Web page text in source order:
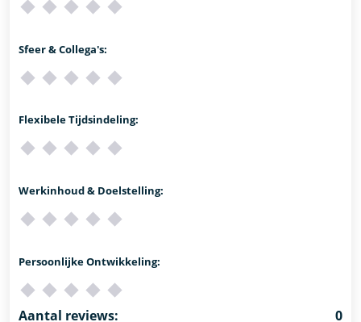
Sfeer & Collega's:
Flexibele Tijdsindeling:
Werkinhoud & Doelstelling:
Persoonlijke Ontwikkeling:
Aantal reviews: 0